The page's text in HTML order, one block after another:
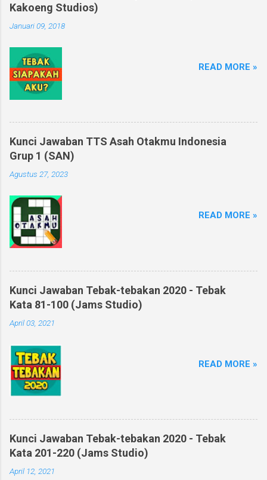
Kakoeng Studios)
Januari 09, 2018
READ MORE »
Kunci Jawaban TTS Asah Otakmu Indonesia
Grup 1 (SAN)
Agustus 27, 2023
READ MORE »
Kunci Jawaban Tebak-tebakan 2020 - Tebak
Kata 81-100 (Jams Studio)
April 03, 2021
READ MORE »
Kunci Jawaban Tebak-tebakan 2020 - Tebak
Kata 201-220 (Jams Studio)
April 12, 2021